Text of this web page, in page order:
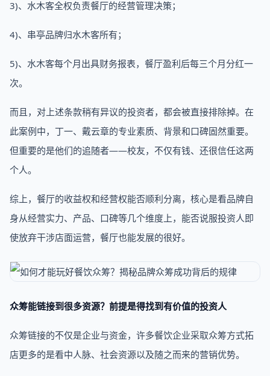
3)、水木客全权负责餐厅的经营管理决策；
4)、串亭品牌归水木客所有；
5)、水木客每个月出具财务报表，餐厅盈利后每三个月分红一
次。
而且，对上述条款稍有异议的投资者，都会被直接排除掉。在
此案例中，丁一、戴云章的专业素质、背景和口碑固然重要。
但重要的是他们的追随者——校友，不仅有钱、还很信任这两
个人。
综上，餐厅的收益权和经营权能否顺利分离，核心是看品牌自
身从经营实力、产品、口碑等几个维度上，能否说服投资人即
使放弃干涉店面运营，餐厅也能发展的很好。
众筹能链接到很多资源？前提是得找到有价值的投资人
众筹链接的不仅是企业与资金，许多餐饮企业采取众筹方式拓
店更多的是看中人脉、社会资源以及随之而来的营销优势。